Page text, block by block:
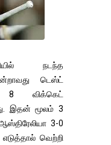
நடந்த
டெஸ்ட்
8 விக்கெட்
இதன் மூலம் 3
3-0
வெற்றி